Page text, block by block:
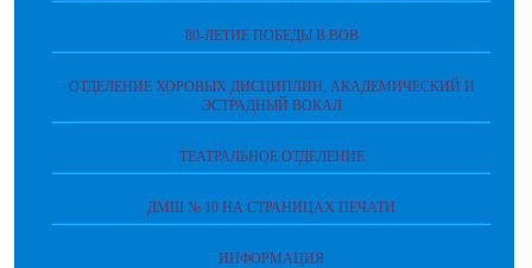
80-ЛЕТИЕ ПОБЕДЫ В ВОВ
ОТДЕЛЕНИЕ ХОРОВЫХ ДИСЦИПЛИН, АКАДЕМИЧЕСКИЙ И
ЭСТРАДНЫЙ ВОКАЛ
ТЕАТРАЛЬНОЕ ОТДЕЛЕНИЕ
ДМШ № 10 НА СТРАНИЦАХ ПЕЧАТИ
ИНФОРМАЦИЯ